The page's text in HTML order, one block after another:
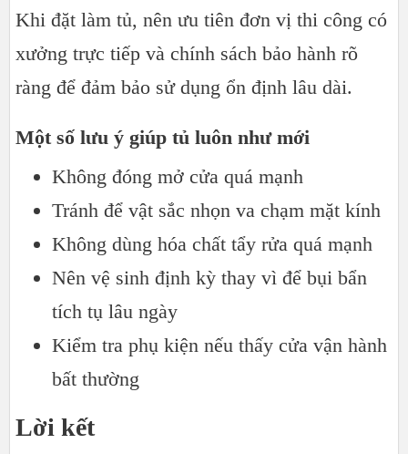
Khi đặt làm tủ, nên ưu tiên đơn vị thi công có
xưởng trực tiếp và chính sách bảo hành rõ
ràng để đảm bảo sử dụng ổn định lâu dài.
Một số lưu ý giúp tủ luôn như mới
Không đóng mở cửa quá mạnh
Tránh để vật sắc nhọn va chạm mặt kính
Không dùng hóa chất tẩy rửa quá mạnh
Nên vệ sinh định kỳ thay vì để bụi bẩn
tích tụ lâu ngày
Kiểm tra phụ kiện nếu thấy cửa vận hành
bất thường
Lời kết